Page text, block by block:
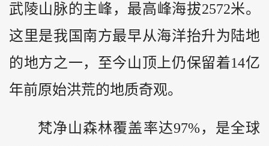
武陵山脉的主峰，最高峰海拔2572米。
这里是我国南方最早从海洋抬升为陆地
的地方之一，至今山顶上仍保留着14亿
年前原始洪荒的地质奇观。
梵净山森林覆盖率达97%，是全球